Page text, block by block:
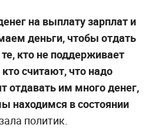
на выплату зарплат и
деньги, чтобы отдать
кто не поддерживает
считают, что надо
отдавать им много денег,
находимся в состоянии
политик.